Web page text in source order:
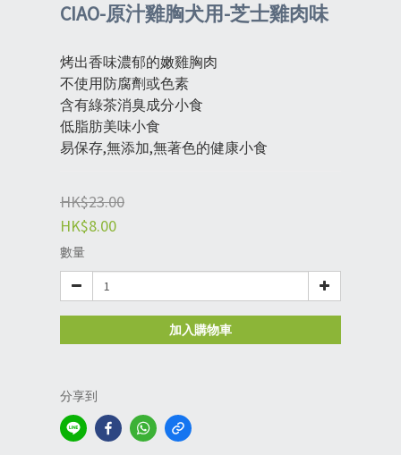
CIAO-原汁雞胸犬用-芝士雞肉味
烤出香味濃郁的嫩雞胸肉
不使用防腐劑或色素
含有綠茶消臭成分小食
低脂肪美味小食
易保存,無添加,無著色的健康小食
HK$23.00
HK$8.00
數量
加入購物車
分享到